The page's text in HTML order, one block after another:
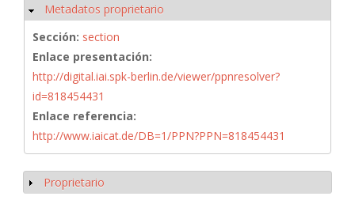
Ocultar
Metadatos proprietario
Sección: section
Enlace presentación:
http://digital.iai.spk-berlin.de/viewer/ppnresolver?
id=818454431
Enlace referencia:
http://www.iaicat.de/DB=1/PPN?PPN=818454431
Mostrar
Proprietario